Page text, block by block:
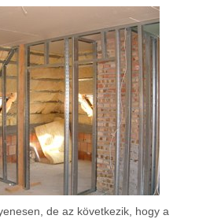
de az következik, hogy a